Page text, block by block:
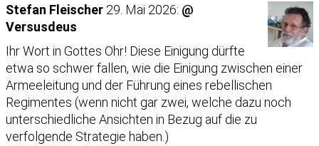
Stefan Fleischer 29. Mai 2026: @
Versusdeus
Ihr Wort in Gottes Ohr! Diese Einigung dürfte
etwa so schwer fallen, wie die Einigung zwischen einer
Armeeleitung und der Führung eines rebellischen
Regimentes (wenn nicht gar zwei, welche dazu noch
unterschiedliche Ansichten in Bezug auf die zu
verfolgende Strategie haben.)